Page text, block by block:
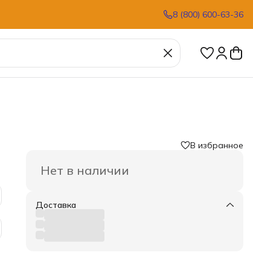
8 (800) 600-63-36
В избранное
Нет в наличии
Доставка